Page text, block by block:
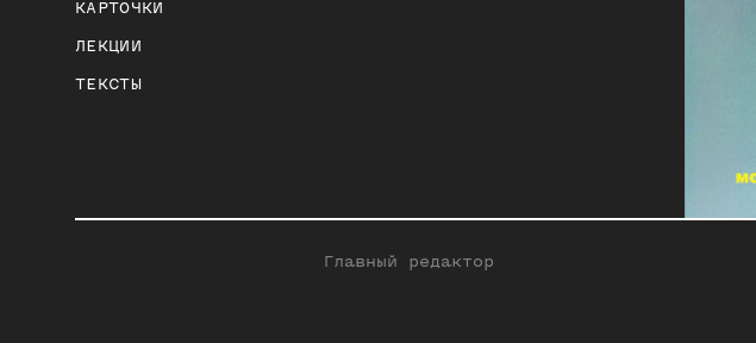
КАРТОЧКИ
ЛЕКЦИИ
ТЕКСТЫ
Главный редактор